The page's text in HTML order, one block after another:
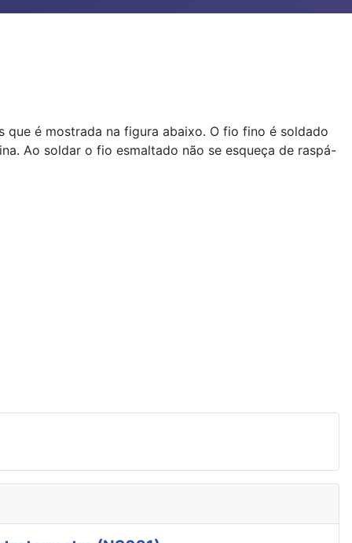
é mostrada na figura abaixo. O fio fino é soldado
Ao soldar o fio esmaltado não se esqueça de raspá-